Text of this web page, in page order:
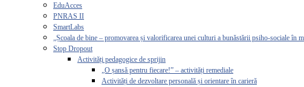
EduAcces
PNRAS II
SmartLabs
„Școala de bine – promovarea și valorificarea unei culturi a bunăstării psiho-sociale în
Stop Dropout
Activități pedagogice de sprijin
„O șansă pentru fiecare!” – activități remediale
Activități de dezvoltare personală și orientare în carieră